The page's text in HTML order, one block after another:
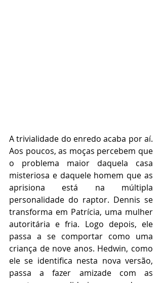
A trivialidade do enredo acaba por aí.
Aos poucos, as moças percebem que
o problema maior daquela casa
misteriosa e daquele homem que as
aprisiona está na múltipla
personalidade do raptor. Dennis se
transforma em Patrícia, uma mulher
autoritária e fria. Logo depois, ele
passa a se comportar como uma
criança de nove anos. Hedwin, como
ele se identifica nesta nova versão,
passa a fazer amizade com as